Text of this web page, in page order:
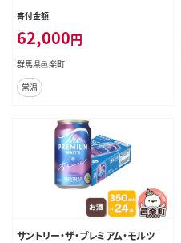
ール 缶 プレモル 群馬県]
寄付金額
62,000円
群馬県邑楽町
常温
サントリー・ザ・プレミアム・モルツ